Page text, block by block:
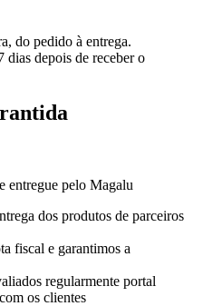
do pedido à entrega.
dias depois de receber o
entregue pelo Magalu
dos produtos de parceiros
fiscal e garantimos a
regularmente portal
os clientes